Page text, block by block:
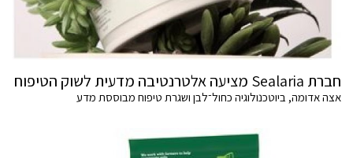
חברת Sealaria מציעה אלטרנטיבה מדעית לשוק הטיפוח
אצה אדומה, ביוטכנולוגיה כחול־לבן ושגרת טיפוח מבוססת מדע